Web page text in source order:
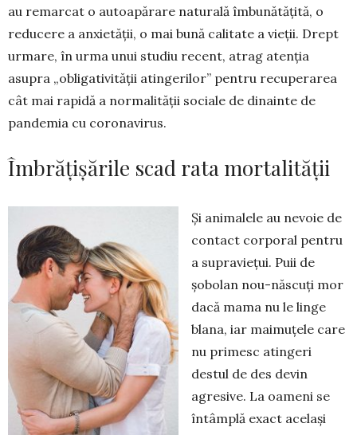
au remarcat o autoapărare naturală îm­bu­nătățită, o
reducere a anxietății, o mai bună calitate a vieții. Drept
ur­mare, în urma unui studiu recent, atrag atenția
asupra „obligativității atingerilor” pentru recupe­rarea
cât mai rapidă a normalității sociale de dinainte de
pandemia cu coronavirus.
Îmbrățișările scad rata mortalității
Și animalele au nevoie de
contact corporal pentru
a supra­viețui. Puii de
șobolan nou-năs­cuți mor
dacă mama nu le linge
blana, iar maimuțele care
nu pri­mesc atingeri
destul de des devin
agresive. La oameni se
întâmplă exact același